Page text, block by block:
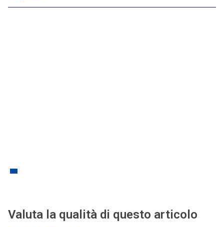
Valuta la qualità di questo articolo